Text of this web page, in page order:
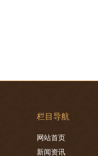
栏目导航
网站首页
新闻资讯